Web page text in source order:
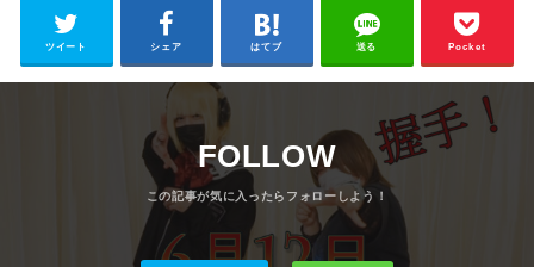
ツイート シェア はてブ 送る Pocket
FOLLOW